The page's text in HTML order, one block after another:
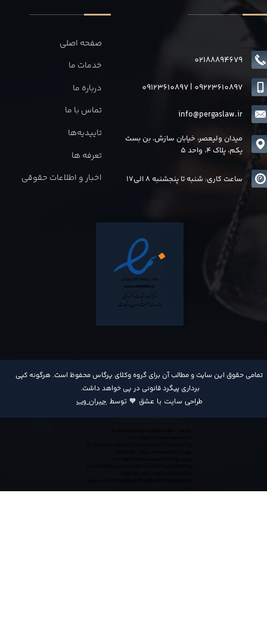
​تمامی حقوق این سایت و مطالب آن برای گروه وکلای پرگاس محفوظ است. هرگونه کپی
برداری پیگرد قانونی در پی خواهد داشت​​​​​​​.
طراحی سایت با عشق 🧡 توسط جیران وب
صفحه اصلی
خدمات ما
درباره ما
تماس با ما
تاییدیه‌ها
تعرفه ها
اخبار و اطلاعات حقوقی
02188894679
info@pergaslaw.ir
09123610897| 09223610897
میدان ولیعصر، خیابان سازش، بن بست
یکم، پلاک 4، واحد 5
ساعت کاری: شنبه تا پنجشنبه 8 الی17